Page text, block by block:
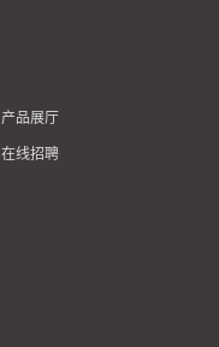
产品展厅
在线招聘